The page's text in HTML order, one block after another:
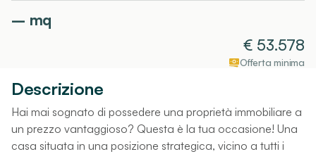
– mq
€ 53.578
Offerta minima
Descrizione
Hai mai sognato di possedere una proprietà immobiliare a
un prezzo vantaggioso? Questa è la tua occasione! Una
casa situata in una posizione strategica, vicino a tutti i